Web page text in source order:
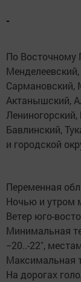
-
По
Сармановский,
Актанышский,
Бавлинский,
и городской
Переменная
Ночью и утром
Ветер юго-
Минимальная
−20..-22˚,
Максимальная
На дорогах